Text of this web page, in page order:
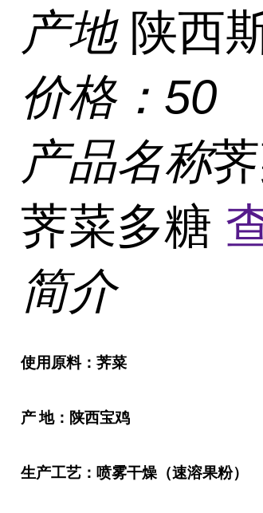
产地 陕西
价格： 50
产品名称
荠菜多糖
简介
使用原料：荠菜
产地： 陕西宝鸡
生产工艺：喷雾干燥（速溶果粉）